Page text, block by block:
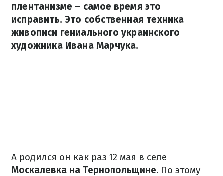
плентанизме – самое время это
исправить. Это собственная техника
живописи гениального украинского
художника Ивана Марчука.
А родился он как раз 12 мая в селе
Москалевка на Тернопольщине. По этому